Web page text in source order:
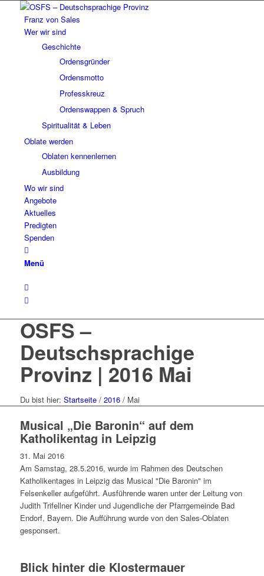
Franz von Sales
Wer wir sind
Geschichte
Ordensgründer
Ordensmotto
Professkreuz
Ordenswappen & Spruch
Spiritualität & Leben
Oblate werden
Oblaten kennenlernen
Ausbildung
Wo wir sind
Angebote
Aktuelles
Predigten
Spenden
Menü
OSFS –
Deutschsprachige
Provinz | 2016 Mai
Du bist hier: Startseite / 2016 / Mai
Musical „Die Baronin“ auf dem
Katholikentag in Leipzig
31. Mai 2016
Am Samstag, 28.5.2016, wurde im Rahmen des Deutschen
Katholikentages in Leipzig das Musical "Die Baronin" im
Felsenkeller aufgeführt. Ausführende waren unter der Leitung von
Judith Trifellner Kinder und Jugendliche der Pfarrgemeinde Bad
Endorf, Bayern. Die Aufführung wurde von den Sales-Oblaten
gesponsert.
Blick hinter die Klostermauer